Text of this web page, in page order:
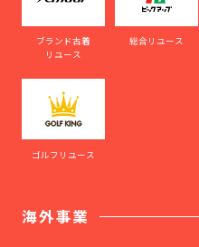
ブランド古着
リユース
総合リユース
ゴルフリユース
海外事業